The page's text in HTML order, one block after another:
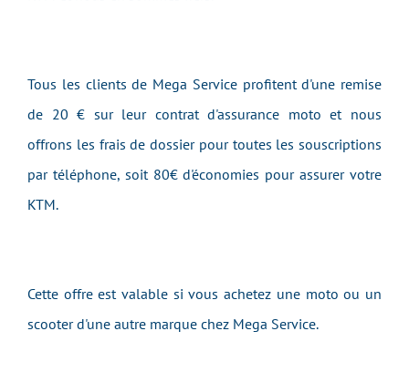
Tous les clients de Mega Service profitent d'une remise
de 20 € sur leur contrat d'assurance moto et nous
offrons les frais de dossier pour toutes les souscriptions
par téléphone, soit 80€ d'économies pour assurer votre
KTM.
Cette offre est valable si vous achetez une moto ou un
scooter d'une autre marque chez Mega Service.